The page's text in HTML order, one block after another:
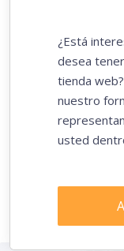
¿Está
desea
tienda
nuestro
usted